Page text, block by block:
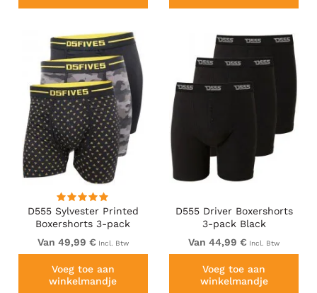
D555 Sylvester Printed
Boxershorts 3-pack
Van 49,99 € Incl. Btw
Voeg toe aan
winkelmandje
D555 Driver Boxershorts
3-pack Black
Van 44,99 € Incl. Btw
Voeg toe aan
winkelmandje